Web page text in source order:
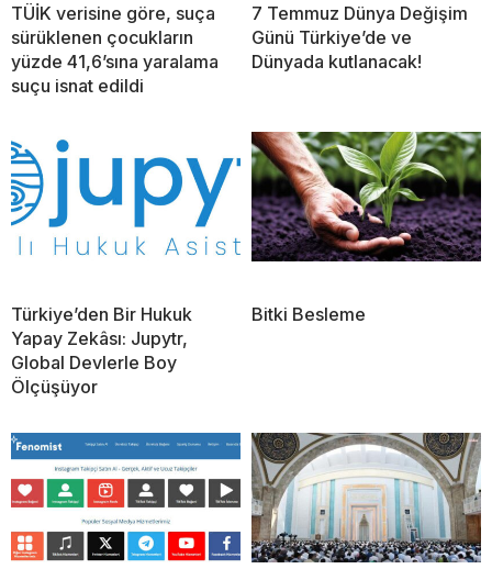
TÜİK verisine göre, suça
sürüklenen çocukların
yüzde 41,6’sına yaralama
suçu isnat edildi
7 Temmuz Dünya Değişim
Günü Türkiye’de ve
Dünyada kutlanacak!
Türkiye’den Bir Hukuk
Yapay Zekâsı: Jupytr,
Global Devlerle Boy
Ölçüşüyor
Bitki Besleme